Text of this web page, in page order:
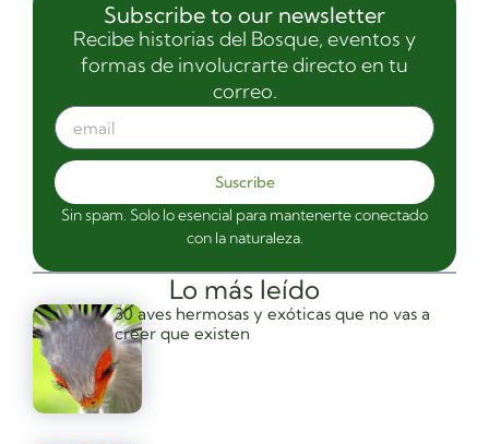
Lo más leído
30 aves hermosas y exóticas que no vas a
creer que existen
Subscribe to our newsletter
Recibe historias del Bosque, eventos y
formas de involucrarte directo en tu
correo.
Suscribe
Sin spam. Solo lo esencial para mantenerte conectado
con la naturaleza.